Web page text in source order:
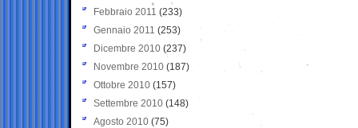
Febbraio 2011 (233)
Gennaio 2011 (253)
Dicembre 2010 (237)
Novembre 2010 (187)
Ottobre 2010 (157)
Settembre 2010 (148)
Agosto 2010 (75)